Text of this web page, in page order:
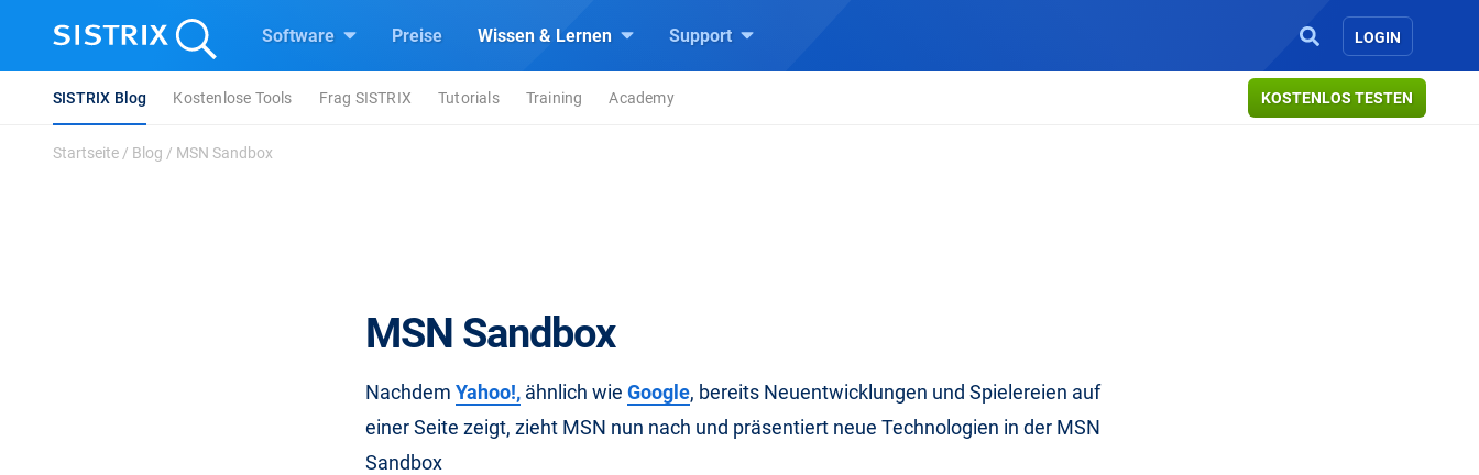
Software Preise Wissen & Lernen Support LOGIN
KOSTENLOS TESTEN
SISTRIX Blog Kostenlose Tools Frag SISTRIX Tutorials Training Academy
Startseite / Blog / MSN Sandbox
MSN Sandbox
Nachdem Yahoo!, ähnlich wie Google, bereits Neuentwicklungen und Spielereien auf
einer Seite zeigt, zieht MSN nun nach und präsentiert neue Technologien in der MSN
Sandbox